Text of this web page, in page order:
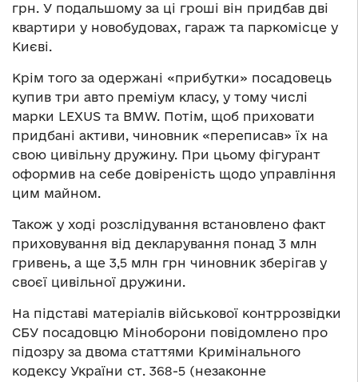
грн. У подальшому за ці гроші він придбав дві
квартири у новобудовах, гараж та паркомісце у
Києві.
Крім того за одержані «прибутки» посадовець
купив три авто преміум класу, у тому числі
марки LEXUS та BMW. Потім, щоб приховати
придбані активи, чиновник «переписав» їх на
свою цивільну дружину. При цьому фігурант
оформив на себе довіреність щодо управління
цим майном.
Також у ході розслідування встановлено факт
приховування від декларування понад 3 млн
гривень, а ще 3,5 млн грн чиновник зберігав у
своєї цивільної дружини.
На підставі матеріалів військової контррозвідки
СБУ посадовцю Міноборони повідомлено про
підозру за двома статтями Кримінального
кодексу України ст. 368-5 (незаконне